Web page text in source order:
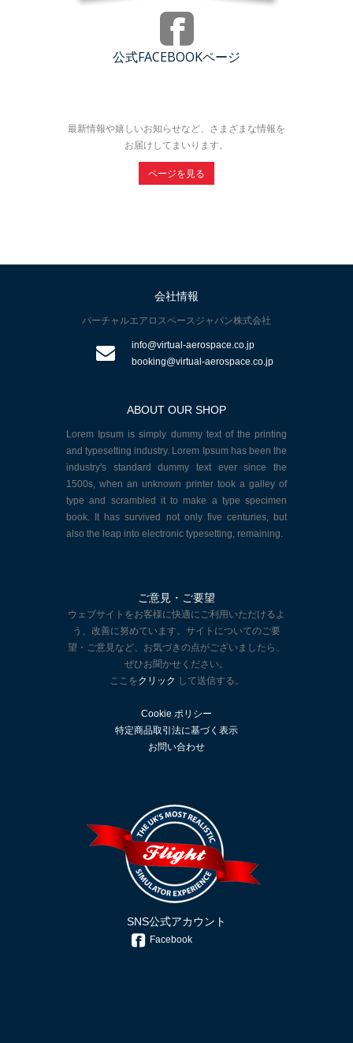
公式FACEBOOKページ
最新情報や嬉しいお知らせなど、さまざまな情報を
お届けしてまいります。
ページを見る
会社情報
バーチャルエアロスペースジャパン株式会社
info@virtual-aerospace.co.jp
booking@virtual-aerospace.co.jp
ABOUT OUR SHOP
Lorem Ipsum is simply dummy text of the printing
and typesetting industry. Lorem Ipsum has been the
industry's standard dummy text ever since the
1500s, when an unknown printer took a galley of
type and scrambled it to make a type specimen
book. It has survived not only five centuries, but
also the leap into electronic typesetting, remaining.
ご意見・ご要望
ウェブサイトをお客様に快適にご利用いただけるよ
う、改善に努めています。サイトについてのご要
望・ご意見など、お気づきの点がございましたら、
ぜひお聞かせください。
ここをクリック して送信する。
Cookie ポリシー
特定商品取引法に基づく表示
お問い合わせ
SNS公式アカウント
Facebook